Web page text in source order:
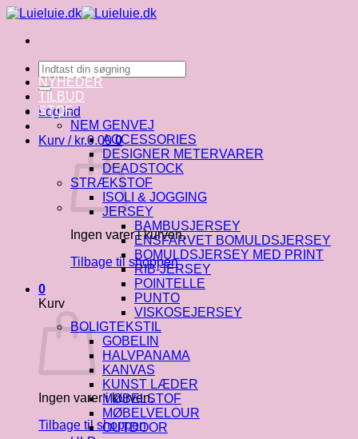
Fortsæt
indhold
Søg
efter:
Log ind
Kurv / kr.0.00 0
Ingen varer i kurven.
Tilbage til shoppen
0
Kurv
Ingen varer i kurven.
Tilbage til shoppen
NYHEDER
TILBUD
STOF
NEM GENVEJ
ACCESSORIES
DESIGNER METERVARER
DEADSTOCK
STRÆKSTOF
ISOLI & JOGGING
JERSEY
BAMBUSJERSEY
ENSFARVET BOMULDSJERSEY
BOMULDSJERSEY MED PRINT
RIB-JERSEY
POINTELLE
PUNTO
VISKOSEJERSEY
BOLIGTEKSTIL
GOBELIN
HALVPANAMA
KANVAS
KUNST LÆDER
MØBELSTOF
MØBELVELOUR
OUTDOOR